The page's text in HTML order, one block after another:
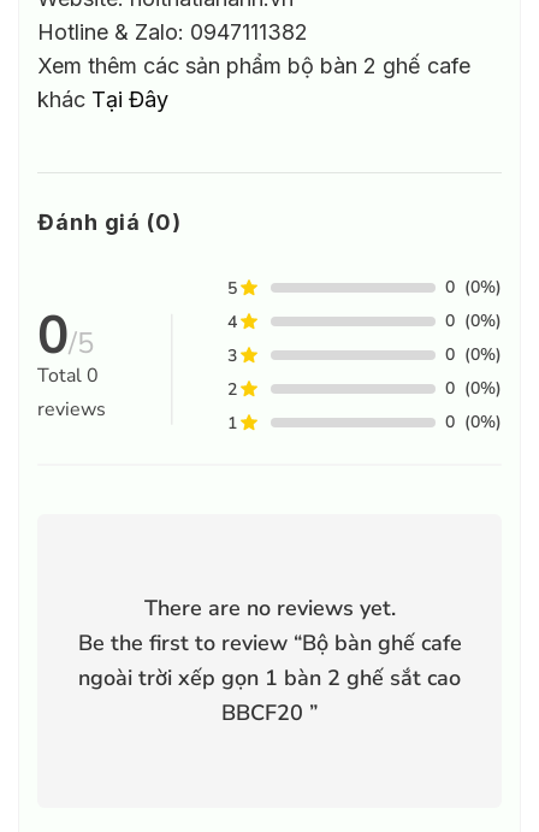
Hotline & Zalo: 0947111382
Xem thêm các sản phẩm bộ bàn 2 ghế cafe
khác Tại Đây
Đánh giá (0)
0/5
Total0
reviews
5 0 (0%)
4
0 (0%)
3
0 (0%)
2
0 (0%)
1
0 (0%)
There are no reviews yet.
Be the first to review “Bộ bàn ghế cafe
ngoài trời xếp gọn 1 bàn 2 ghế sắt cao
BBCF20 ”